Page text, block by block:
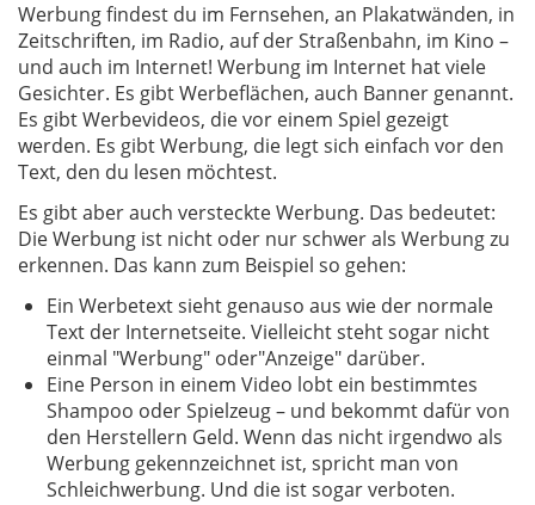
Werbung findest du im Fernsehen, an Plakatwänden, in
Zeitschriften, im Radio, auf der Straßenbahn, im Kino –
und auch im Internet! Werbung im Internet hat viele
Gesichter. Es gibt Werbeflächen, auch Banner genannt.
Es gibt Werbevideos, die vor einem Spiel gezeigt
werden. Es gibt Werbung, die legt sich einfach vor den
Text, den du lesen möchtest.
Es gibt aber auch versteckte Werbung. Das bedeutet:
Die Werbung ist nicht oder nur schwer als Werbung zu
erkennen. Das kann zum Beispiel so gehen:
Ein Werbetext sieht genauso aus wie der normale
Text der Internetseite. Vielleicht steht sogar nicht
einmal "Werbung" oder"Anzeige" darüber.
Eine Person in einem Video lobt ein bestimmtes
Shampoo oder Spielzeug – und bekommt dafür von
den Herstellern Geld. Wenn das nicht irgendwo als
Werbung gekennzeichnet ist, spricht man von
Schleichwerbung. Und die ist sogar verboten.